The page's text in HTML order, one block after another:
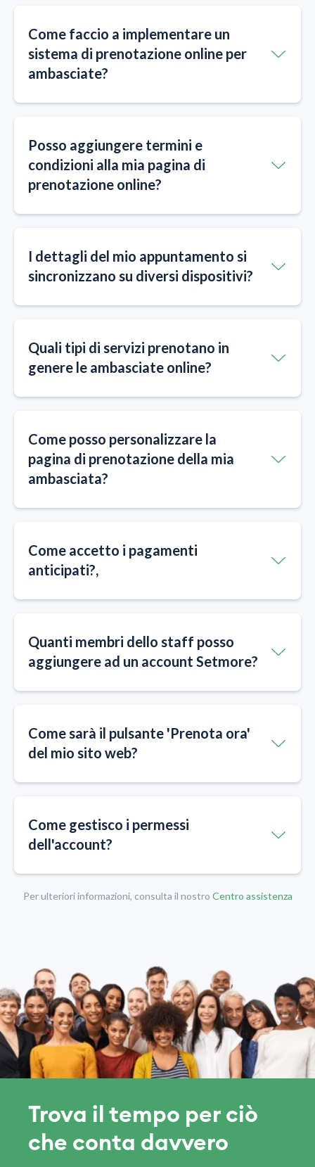
Come faccio a implementare un
sistema di prenotazione online per
ambasciate?
Posso aggiungere termini e
condizioni alla mia pagina di
prenotazione online?
I dettagli del mio appuntamento si
sincronizzano su diversi dispositivi?
Quali tipi di servizi prenotano in
genere le ambasciate online?
Come posso personalizzare la
pagina di prenotazione della mia
ambasciata?
Come accetto i pagamenti
anticipati?,
Quanti membri dello staff posso
aggiungere ad un account Setmore?
Come sarà il pulsante 'Prenota ora'
del mio sito web?
Come gestisco i permessi
dell'account?
Per ulteriori informazioni, consulta il nostro Centro assistenza
Trova il tempo per ciò
che conta davvero